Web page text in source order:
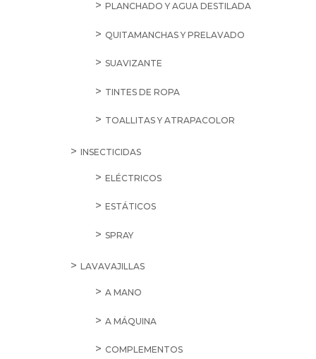
PLANCHADO Y AGUA DESTILADA
QUITAMANCHAS Y PRELAVADO
SUAVIZANTE
TINTES DE ROPA
TOALLITAS Y ATRAPACOLOR
INSECTICIDAS
ELÉCTRICOS
ESTÁTICOS
SPRAY
LAVAVAJILLAS
A MANO
A MÁQUINA
COMPLEMENTOS